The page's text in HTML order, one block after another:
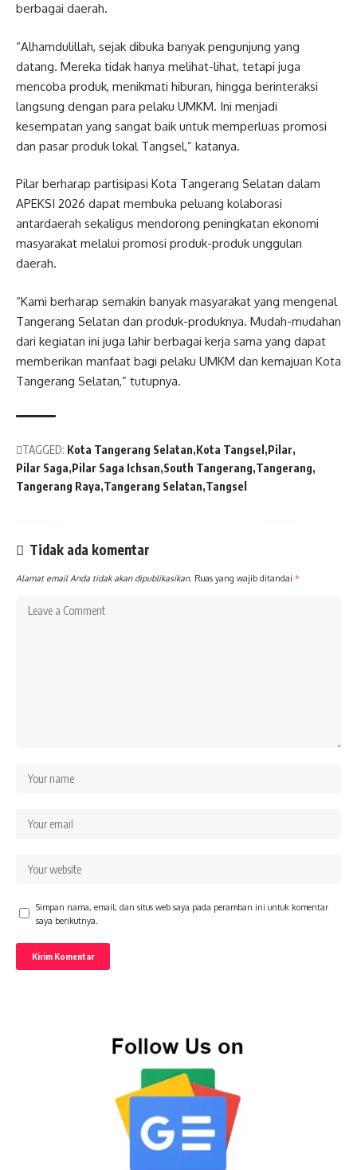
berbagai daerah.
“Alhamdulillah, sejak dibuka banyak pengunjung yang
datang. Mereka tidak hanya melihat-lihat, tetapi juga
mencoba produk, menikmati hiburan, hingga berinteraksi
langsung dengan para pelaku UMKM. Ini menjadi
kesempatan yang sangat baik untuk memperluas promosi
dan pasar produk lokal Tangsel,” katanya.
Pilar berharap partisipasi Kota Tangerang Selatan dalam
APEKSI 2026 dapat membuka peluang kolaborasi
antardaerah sekaligus mendorong peningkatan ekonomi
masyarakat melalui promosi produk-produk unggulan
daerah.
“Kami berharap semakin banyak masyarakat yang mengenal
Tangerang Selatan dan produk-produknya. Mudah-mudahan
dari kegiatan ini juga lahir berbagai kerja sama yang dapat
memberikan manfaat bagi pelaku UMKM dan kemajuan Kota
Tangerang Selatan,” tutupnya.
TAGGED: Kota Tangerang Selatan Kota Tangsel Pilar
Pilar Saga Pilar Saga Ichsan South Tangerang Tangerang
Tangerang Raya Tangerang Selatan Tangsel
Tidak ada komentar
Alamat email Anda tidak akan dipublikasikan. Ruas yang wajib ditandai *
Simpan nama, email, dan situs web saya pada peramban ini untuk komentar
saya berikutnya.